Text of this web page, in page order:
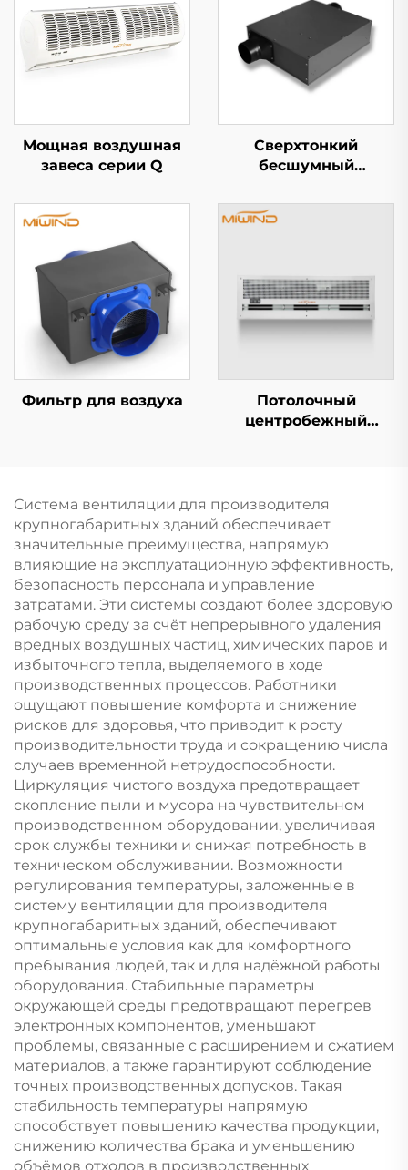
Мощная воздушная
завеса серии Q
Сверхтонкий
бесшумный
Фильтр для воздуха
Потолочный
центробежный
Система вентиляции для производителя
крупногабаритных зданий обеспечивает
значительные преимущества, напрямую
влияющие на эксплуатационную эффективность,
безопасность персонала и управление
затратами. Эти системы создают более здоровую
рабочую среду за счёт непрерывного удаления
вредных воздушных частиц, химических паров и
избыточного тепла, выделяемого в ходе
производственных процессов. Работники
ощущают повышение комфорта и снижение
рисков для здоровья, что приводит к росту
производительности труда и сокращению числа
случаев временной нетрудоспособности.
Циркуляция чистого воздуха предотвращает
скопление пыли и мусора на чувствительном
производственном оборудовании, увеличивая
срок службы техники и снижая потребность в
техническом обслуживании. Возможности
регулирования температуры, заложенные в
систему вентиляции для производителя
крупногабаритных зданий, обеспечивают
оптимальные условия как для комфортного
пребывания людей, так и для надёжной работы
оборудования. Стабильные параметры
окружающей среды предотвращают перегрев
электронных компонентов, уменьшают
проблемы, связанные с расширением и сжатием
материалов, а также гарантируют соблюдение
точных производственных допусков. Такая
стабильность температуры напрямую
способствует повышению качества продукции,
снижению количества брака и уменьшению
объёмов отходов в производственных